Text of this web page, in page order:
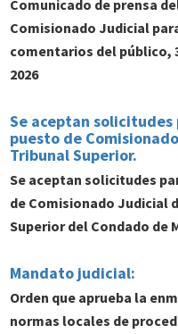
Comunicado de prensa
Comisionado Judicial
comentarios del público,
2026
Se aceptan solicitudes
puesto de
Tribunal Superior.
Se aceptan solicitudes
de Comisionado Judicial
Superior del Condado de
Mandato judicial:
Orden que aprueba la
normas locales de